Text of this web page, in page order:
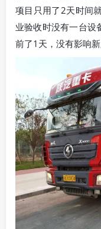
项目只用了2天时间
业验收时没有一台设
前了1天，没有影响新